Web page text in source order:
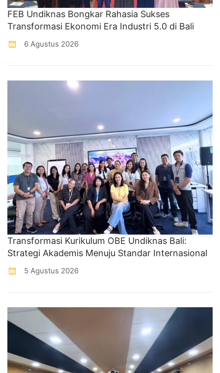
FEB Undiknas Bongkar Rahasia Sukses
Transformasi Ekonomi Era Industri 5.0 di Bali
6 Agustus 2026
Transformasi Kurikulum OBE Undiknas Bali:
Strategi Akademis Menuju Standar Internasional
5 Agustus 2026